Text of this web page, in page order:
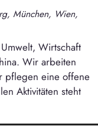
München, Wien,
Wirtschaft
Wir arbeiten
pflegen eine offene
Aktivitäten steht